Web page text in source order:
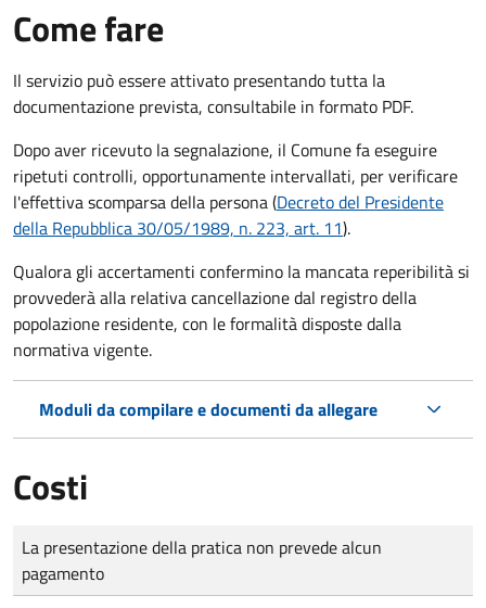
Come fare
Il servizio può essere attivato presentando tutta la
documentazione prevista, consultabile in formato PDF.
Dopo aver ricevuto la segnalazione, il Comune fa eseguire
ripetuti controlli, opportunamente intervallati, per verificare
l'effettiva scomparsa della persona (Decreto del Presidente
della Repubblica 30/05/1989, n. 223, art. 11).
Qualora gli accertamenti confermino la mancata reperibilità si
provvederà alla relativa cancellazione dal registro della
popolazione residente, con le formalità disposte dalla
normativa vigente.
Moduli da compilare e documenti da allegare
Costi
Tipo di pagamento
Importo
La presentazione della pratica non prevede alcun
pagamento